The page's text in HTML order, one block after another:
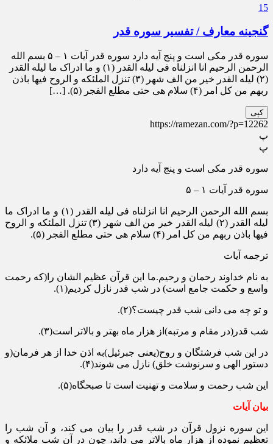
15
گنجینه معارف / تفسیر سوره قدر
سوره قدر مکی است و پنج آیه دارد سوره قدر آیات ۱ – ۵ بسم الله
الرحمن الرحیم انا انزلناه فی لیله القدر (۱) و ما ادراک ما لیله القدر
(۲) لیله القدر خیر من الف شهر (۳) تنزل الملئکه و الروح فیها باذن
ربهم من کل امر (۴) سلام هی حتی مطلع الفجر (۵). […]
کپی
https://ramezan.com/?p=12262
پ
پ
سوره قدر مکی است و پنج آیه دارد
سوره قدر آیات ۱ – ۵
بسم الله الرحمن الرحیم انا انزلناه فی لیله القدر (۱) و ما ادراک ما
لیله القدر (۲) لیله القدر خیر من الف شهر (۳) تنزل الملئکه و الروح
فیها باذن ربهم من کل امر (۴) سلام هی حتی مطلع الفجر (۵).
ترجمه آیات
به نام خداوند رحمان و رحیم.ما این قرآن عظیم الشان را(که رحمت
واسع و حکمت جامع است) در شب قدر نازل کردیم(۱).
و تو چه می دانی شب قدر چیست؟(۲).
شب قدر(در مقام و مرتبه)از هزار ماه بهتر و بالاتر است(۳).
در این شب فرشتگان و روح(یعنی جبرئیل)به اذن خدا از هر فرمان(و
دستور الهی و سرنوشت خلق) نازل می شوند(۴).
این شب رحمت و سلامت و تهنیت است تا صبحگاه(۵).
بیان آیات
این سوره نزول قرآن در شب قدر را بیان می کند، و آن شب را
تعظیم نموده از هزار ماه بالاتر می داند، چون در آن شب ملائکه و